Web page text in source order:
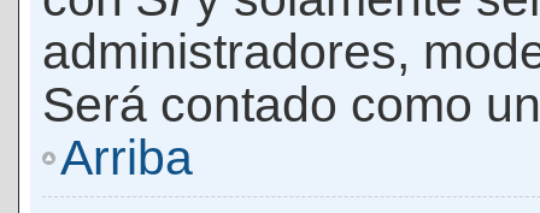
administradores,
Será contado como
Arriba